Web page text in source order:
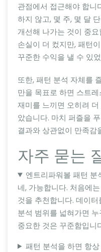
관점에서 접근해야 합니
하지 않고, 몇 주, 몇 달
개선해 나가는 것이 중
손실이 더 컸지만, 패턴
꾸준한 수익을 낼 수 있
또한, 패턴 분석 자체를
만을 목표로 하면 스트
재미를 느끼면 오히려
았습니다. 마치 퍼즐을
결과와 상관없이 만족감
자주 묻는
엔트리파워볼 패턴 분
네, 가능합니다. 처음에
것을 추천합니다. 데이
분석 범위를 넓혀가면
중요한 것은 꾸준함입니
패턴 분석을 하면 항